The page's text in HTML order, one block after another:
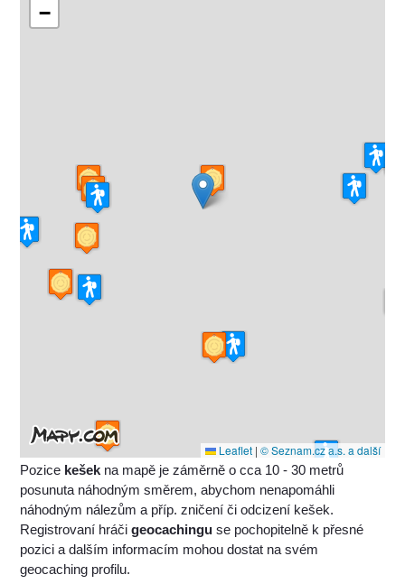
−
Leaflet | © Seznam.cz a.s. a další
Pozice kešek na mapě je záměrně o cca 10 - 30 metrů
posunuta náhodným směrem, abychom nenapomáhli
náhodným nálezům a příp. zničení či odcizení kešek.
Registrovaní hráčigeocachingu se pochopitelně k přesné
pozici a dalším informacím mohou dostat na svém
geocaching profilu.